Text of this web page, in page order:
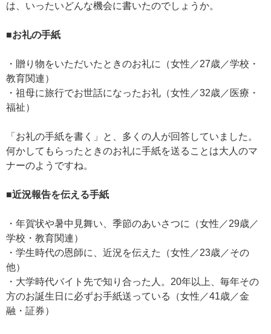
は、いったいどんな機会に書いたのでしょうか。
■お礼の手紙
・贈り物をいただいたときのお礼に（女性／27歳／学校・
教育関連）
・祖母に旅行でお世話になったお礼（女性／32歳／医療・
福祉）
「お礼の手紙を書く」と、多くの人が回答していました。
何かしてもらったときのお礼に手紙を送ることは大人のマ
ナーのようですね。
■近況報告を伝える手紙
・年賀状や暑中見舞い、季節のあいさつに（女性／29歳／
学校・教育関連）
・学生時代の恩師に、近況を伝えた（女性／23歳／その
他）
・大学時代バイト先で知り合った人。20年以上、毎年その
方のお誕生日に必ずお手紙送っている（女性／41歳／金
融・証券）